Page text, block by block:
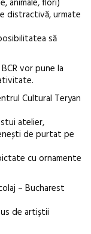
distractivă, urmate
să
vor pune la
Cultural Teryan
atelier,
de purtat pe
cu ornamente
– Bucharest
de artiștii